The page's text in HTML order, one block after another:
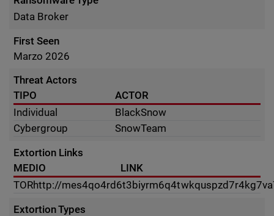
Data Broker
First Seen
Marzo 2026
Threat Actors
TIPO
ACTOR
Individual
BlackSnow
Cybergroup
SnowTeam
Extortion Links
MEDIO
LINK
TORhttp://
Extortion Types